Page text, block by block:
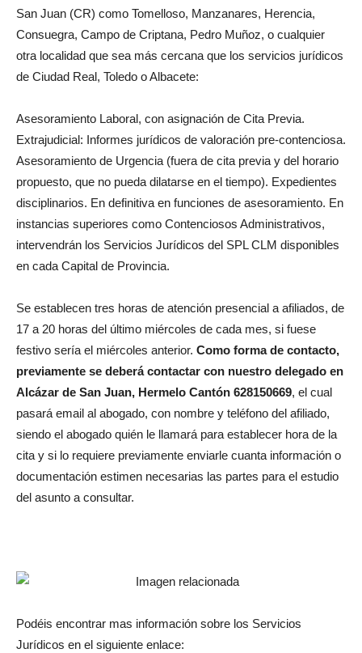
San Juan (CR) como Tomelloso, Manzanares, Herencia,
Consuegra, Campo de Criptana, Pedro Muñoz, o cualquier
otra localidad que sea más cercana que los servicios jurídicos
de Ciudad Real, Toledo o Albacete:
Asesoramiento Laboral, con asignación de Cita Previa.
Extrajudicial: Informes jurídicos de valoración pre-contenciosa.
Asesoramiento de Urgencia (fuera de cita previa y del horario
propuesto, que no pueda dilatarse en el tiempo). Expedientes
disciplinarios. En definitiva en funciones de asesoramiento. En
instancias superiores como Contenciosos Administrativos,
intervendrán los Servicios Jurídicos del SPL CLM disponibles
en cada Capital de Provincia.
Se establecen tres horas de atención presencial a afiliados, de
17 a 20 horas del último miércoles de cada mes, si fuese
festivo sería el miércoles anterior. Como forma de contacto,
previamente se deberá contactar con nuestro delegado en
Alcázar de San Juan, Hermelo Cantón 628150669, el cual
pasará email al abogado, con nombre y teléfono del afiliado,
siendo el abogado quién le llamará para establecer hora de la
cita y si lo requiere previamente enviarle cuanta información o
documentación estimen necesarias las partes para el estudio
del asunto a consultar.
Podéis encontrar mas información sobre los Servicios
Jurídicos en el siguiente enlace: